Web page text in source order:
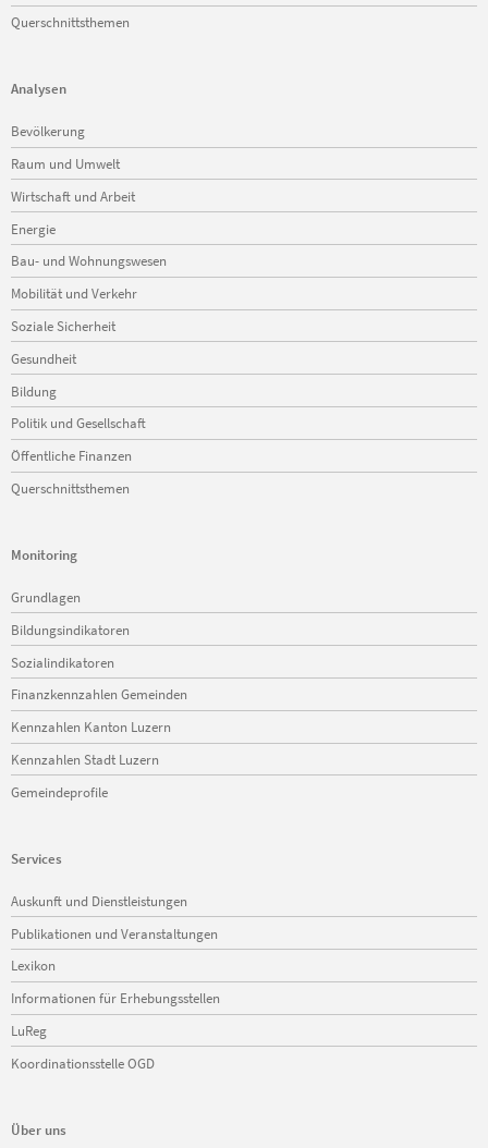
Querschnittsthemen
Analysen
Navigation
überspringen
Bevölkerung
Raum und Umwelt
Wirtschaft und Arbeit
Energie
Bau- und Wohnungswesen
Mobilität und Verkehr
Soziale Sicherheit
Gesundheit
Bildung
Politik und Gesellschaft
Öffentliche Finanzen
Querschnittsthemen
Monitoring
Navigation
überspringen
Grundlagen
Bildungsindikatoren
Sozialindikatoren
Finanzkennzahlen Gemeinden
Kennzahlen Kanton Luzern
Kennzahlen Stadt Luzern
Gemeindeprofile
Services
Navigation
überspringen
Auskunft und Dienstleistungen
Publikationen und Veranstaltungen
Lexikon
Informationen für Erhebungsstellen
LuReg
Koordinationsstelle OGD
Über uns